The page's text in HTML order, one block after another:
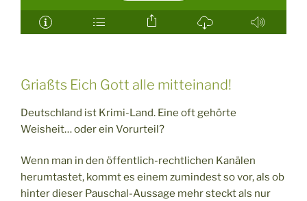
Griaßts Eich Gott alle mitteinand!
Deutschland ist Krimi-Land. Eine oft gehörte
Weisheit… oder ein Vorurteil?
Wenn man in den öffentlich-rechtlichen Kanälen
herumtastet, kommt es einem zumindest so vor, als ob
hinter dieser Pauschal-Aussage mehr steckt als nur